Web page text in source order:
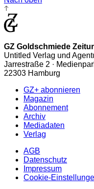
GZ Goldschmiede
Untitled Verlag und
Jarrestraße 2 ·
22303 Hamburg
GZ+ abonnieren
Magazin
Abonnement
Archiv
Mediadaten
Verlag
AGB
Datenschutz
Impressum
Cookie-